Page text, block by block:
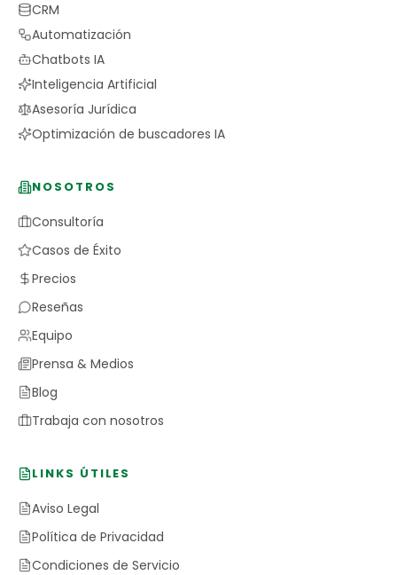
CRM
Automatización
Chatbots IA
Inteligencia Artificial
Asesoría Jurídica
Optimización de buscadores IA
NOSOTROS
Consultoría
Casos de Éxito
Precios
Reseñas
Equipo
Prensa & Medios
Blog
Trabaja con nosotros
LINKS ÚTILES
Aviso Legal
Política de Privacidad
Condiciones de Servicio